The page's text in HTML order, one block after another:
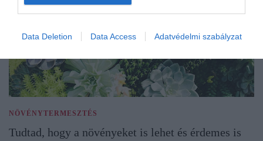
Data Deletion Data Access Adatvédelmi szabályzat
NÖVÉNYTERMESZTÉS
Tudtad, hogy a növényeket is lehet és érdemes is